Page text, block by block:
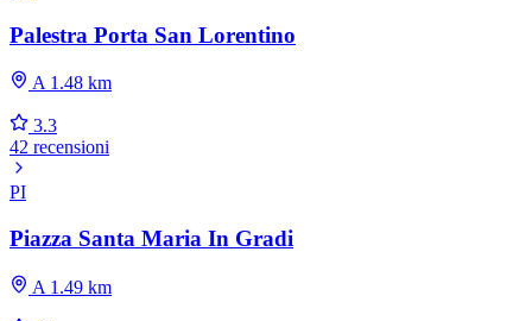
Palestra Porta San Lorentino
A 1.48 km
3.3
42 recensioni
PI
Piazza Santa Maria In Gradi
A 1.49 km